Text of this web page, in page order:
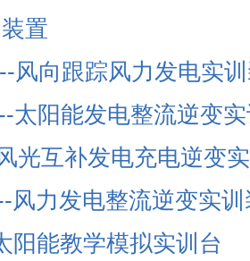
置
--风向跟踪风力发电实
--太阳能发电整流逆变
光互补发电充电逆变
风力发电整流逆变实
阳能教学模拟实训台